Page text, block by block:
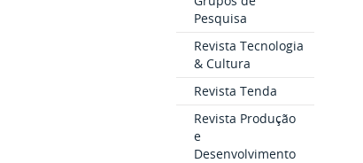
Pesquisa
Revista Tecnologia
& Cultura
Revista Tenda
Revista Produção
e
Desenvolvimento